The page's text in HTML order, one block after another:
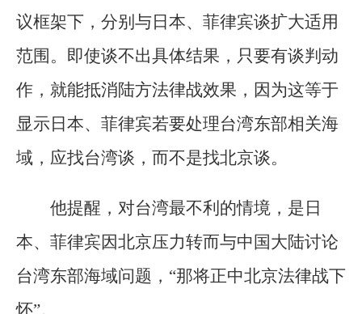
议框架下，分别与日本、菲律宾谈扩大适用
范围。即使谈不出具体结果，只要有谈判动
作，就能抵消陆方法律战效果，因为这等于
显示日本、菲律宾若要处理台湾东部相关海
域，应找台湾谈，而不是找北京谈。
他提醒，对台湾最不利的情境，是日
本、菲律宾因北京压力转而与中国大陆讨论
台湾东部海域问题，“那将正中北京法律战下
怀”。